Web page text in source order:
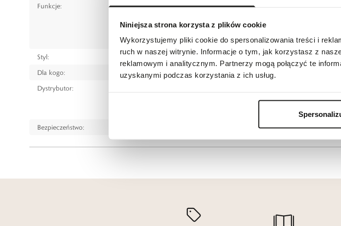
Niniejsza strona korzysta z plików cookie
Wykorzystujemy pliki cookie do spersonalizowania treści i
ruch w naszej witrynie. Informacje o tym, jak korzystasz z
reklamowym i analitycznym. Partnerzy mogą połączyć te
uzyskanymi podczas korzystania z ich usług.
Funkcje:
Data
Rezerwa chodu
Powłoka luminescencyjna na indeksach i wskazówkach
Styl:
Sportowy
Dla kogo:
Dla mężczyzny
Dystrybutor:
Bezpieczeństwo: